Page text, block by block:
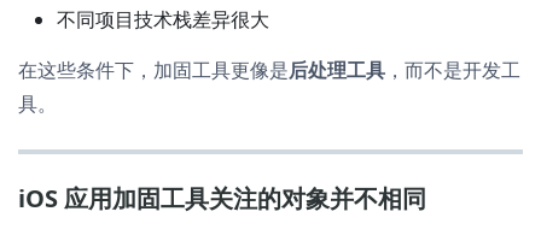
不同项目技术栈差异很大
在这些条件下，加固工具更像是后处理工具 ，而不是开发工
具。
iOS 应用加固工具关注的对象并不相同